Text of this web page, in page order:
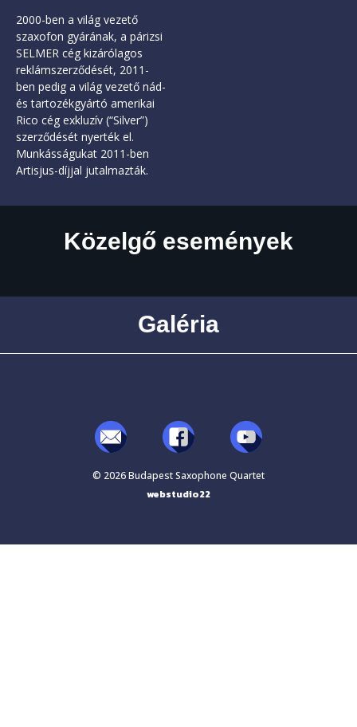
2000-ben a világ vezető
szaxofon gyárának, a párizsi
SELMER cég kizárólagos
reklámszerződését, 2011-
ben pedig a világ vezető nád-
és tartozékgyártó amerikai
Rico cég exkluzív (“Silver”)
szerződését nyerték el.
Munkásságukat 2011-ben
Artisjus-díjjal jutalmazták.
Közelgő események
Galéria
© 2026 Budapest Saxophone Quartet
webstudio22